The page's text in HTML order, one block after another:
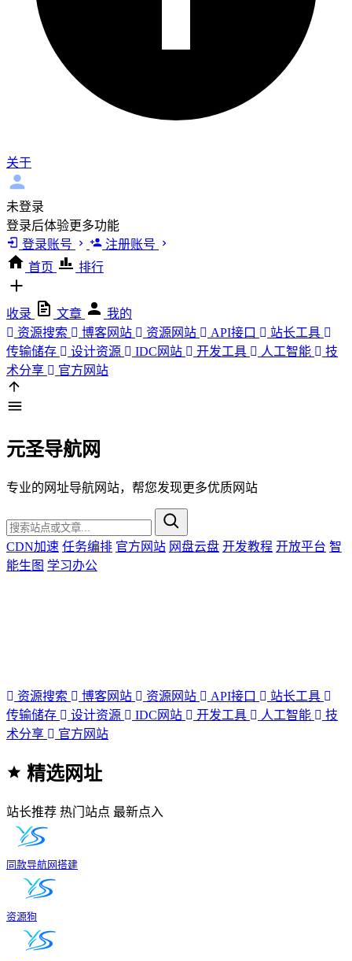
关于
未登录
登录后体验更多功能
登录账号
注册账号
首页
排行
收录 文章
我的
资源搜索
博客网站 资源网站 API接口
站长工具
传输储存
设计资源 IDC网站 开发工具 人工智能
技
术分享
官方网站
元圣导航网
专业的网址导航网站，帮您发现更多优质网站
CDN加速 任务编排 官方网站 网盘云盘 开发教程 开放平台 智
能生图 学习办公
资源搜索 博客网站 资源网站 API接口
站长工具
传输储存
设计资源 IDC网站 开发工具 人工智能
技
术分享
官方网站
精选网址
站长推荐 热门站点 最新点入
同款导航网搭建
资源狗